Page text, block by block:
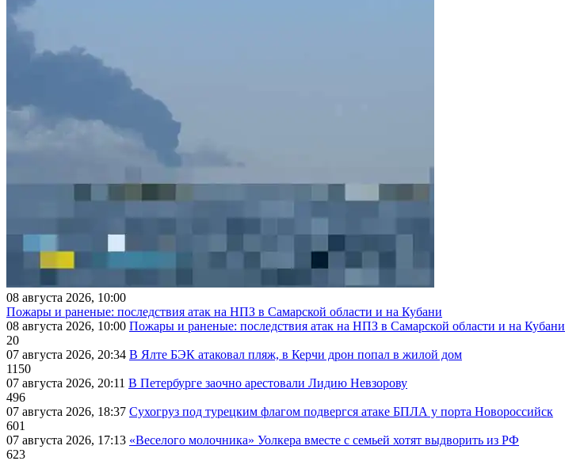
08 августа 2026, 10:00
Пожары и раненые: последствия атак на НПЗ в Самарской области и на Кубани
08 августа 2026, 10:00 Пожары и раненые: последствия атак на НПЗ в Самарской области и на Кубани
20
07 августа 2026, 20:34 В Ялте БЭК атаковал пляж, в Керчи дрон попал в жилой дом
1150
07 августа 2026, 20:11 В Петербурге заочно арестовали Лидию Невзорову
496
07 августа 2026, 18:37 Сухогруз под турецким флагом подвергся атаке БПЛА у порта Новороссийск
601
07 августа 2026, 17:13 «Веселого молочника» Уолкера вместе с семьей хотят выдворить из РФ
623